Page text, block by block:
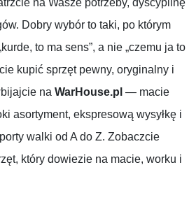
Dobry wybór to taki, po którym
to ma sens”, a nie „czemu ja to
kupić sprzęt pewny, oryginalny i
na WarHouse.pl — macie
asortyment, ekspresową wysyłkę i
walki od A do Z. Zobaczcie
który dowiezie na macie, worku i